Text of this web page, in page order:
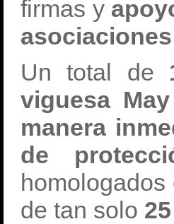
firmas y
Un total de
viguesa
manera
de
de tan solo